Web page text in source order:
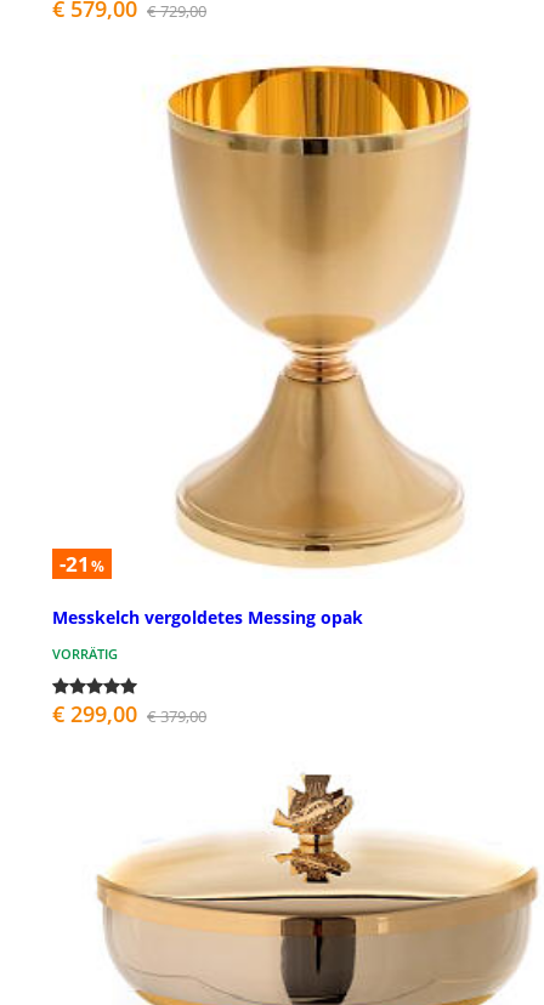
€ 579,00 € 729,00
-21 %
Messkelch vergoldetes Messing opak
VORRÄTIG
€ 299,00 € 379,00